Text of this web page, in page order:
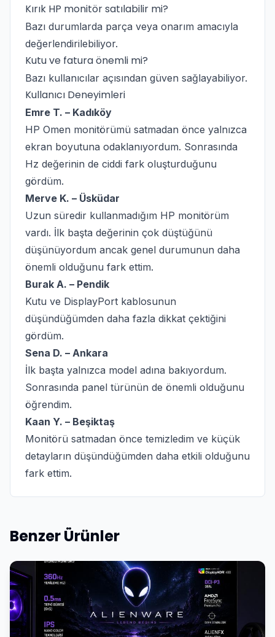
Kırık HP monitör satılabilir mi?
Bazı durumlarda parça veya onarım amacıyla
değerlendirilebiliyor.
Kutu ve fatura önemli mi?
Bazı kullanıcılar açısından güven sağlayabiliyor.
Kullanıcı Deneyimleri
Emre T. – Kadıköy
HP Omen monitörümü satmadan önce yalnızca
ekran boyutuna odaklanıyordum. Sonrasında
Hz değerinin de ciddi fark oluşturduğunu
gördüm.
Merve K. – Üsküdar
Uzun süredir kullanmadığım HP monitörüm
vardı. İlk başta değerinin çok düştüğünü
düşünüyordum ancak genel durumunun daha
önemli olduğunu fark ettim.
Burak A. – Pendik
Kutu ve DisplayPort kablosunun
düşündüğümden daha fazla dikkat çektiğini
gördüm.
Sena D. – Ankara
İlk başta yalnızca model adına bakıyordum.
Sonrasında panel türünün de önemli olduğunu
öğrendim.
Kaan Y. – Beşiktaş
Monitörü satmadan önce temizledim ve küçük
detayların düşündüğümden daha etkili olduğunu
fark ettim.
Benzer Ürünler